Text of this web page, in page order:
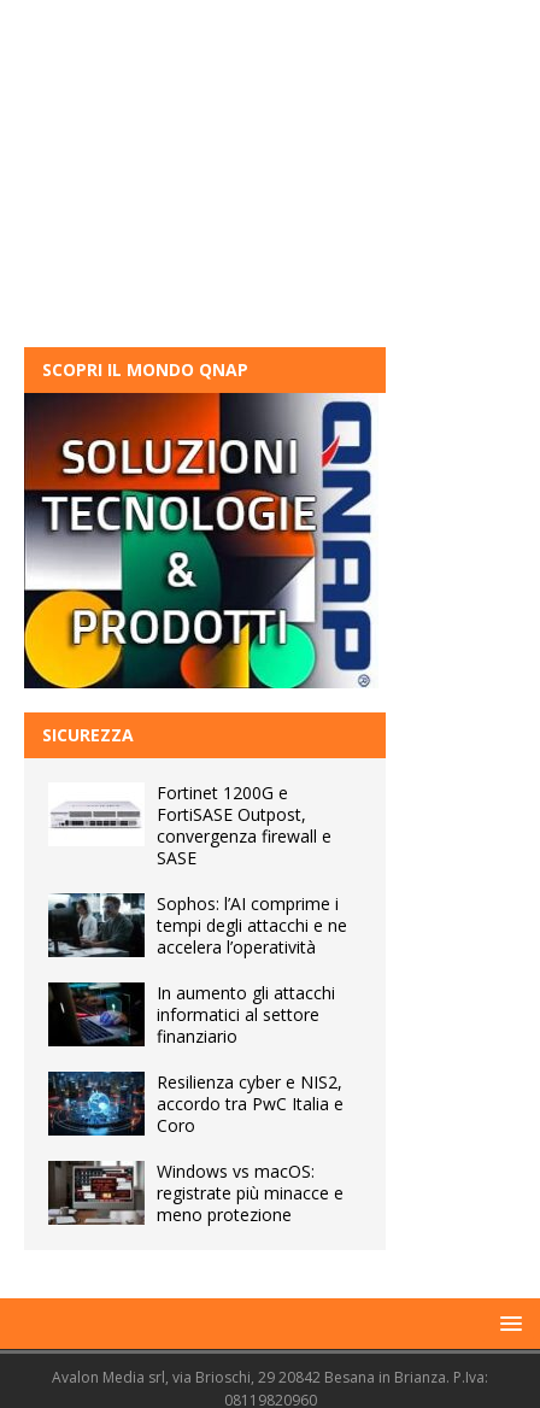
SCOPRI IL MONDO QNAP
SICUREZZA
Fortinet 1200G e
FortiSASE Outpost,
convergenza firewall e
SASE
Sophos: l’AI comprime i
tempi degli attacchi e ne
accelera l’operatività
In aumento gli attacchi
informatici al settore
finanziario
Resilienza cyber e NIS2,
accordo tra PwC Italia e
Coro
Windows vs macOS:
registrate più minacce e
meno protezione
Avalon Media srl, via Brioschi, 29 20842 Besana in Brianza. P.Iva:
08119820960